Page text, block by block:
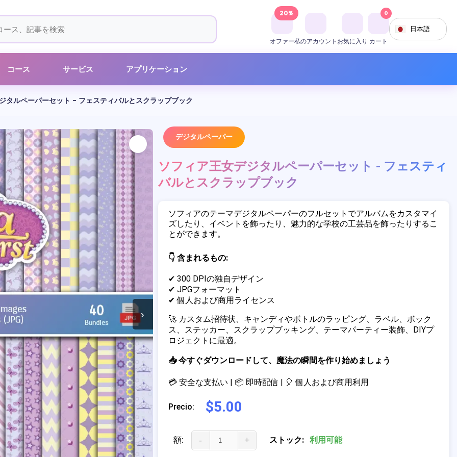
オファー
20%
私のアカウント お気に入り カート
0
日本語
コース サービス アプリケーション
タルペーパーセット - フェスティバルとスクラップブック
›
デジタルペーパー
ソフィア王女デジタルペーパーセット - フェスティ
バルとスクラップブック
ソフィアのテーマデジタルペーパーのフルセットでアルバムをカスタマイ
ズしたり、イベントを飾ったり、魅力的な学校の工芸品を飾ったりするこ
とができます。
👇 含まれるもの:
✔ 300 DPIの独自デザイン
✔ JPGフォーマット
✔ 個人および商用ライセンス
🚀 カスタム招待状、キャンディやボトルのラッピング、ラベル、ボック
ス、ステッカー、スクラップブッキング、テーマパーティー装飾、DIYプ
ロジェクトに最適。
📥 今すぐダウンロードして、魔法の瞬間を作り始めましょう
💳 安全な支払い | 📦 即時配信 | 🎈 個人および商用利用
Precio: $5.00
額: - + ストック: 利用可能